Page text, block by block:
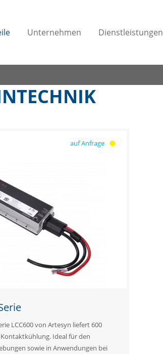
Unternehmen Dienstleistungen
auf Anfrage
LCC600 von Artesyn liefert 600
Ideal für den
sowie in Anwendungen bei